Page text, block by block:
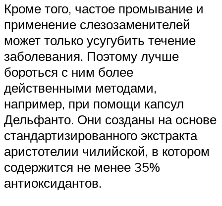
Кроме того, частое промывание и
применение слезозаменителей
может только усугубить течение
заболевания. Поэтому лучше
бороться с ним более
действенными методами,
например, при помощи капсул
Дельфанто. Они созданы на основе
стандартизированного экстракта
аристотелии чилийской, в котором
содержится не менее 35%
антиоксидантов.